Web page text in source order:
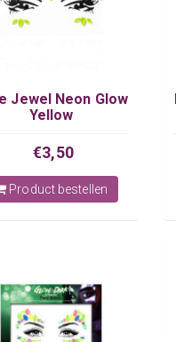
Jewel Neon Glow
Yellow
€3,50
Product bestellen